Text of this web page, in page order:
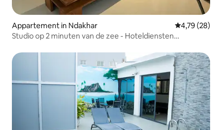
Appartement in Ndakhar Gemiddelde
4,79 (28)
Studio op 2 minuten van de zee - Hoteldiensten